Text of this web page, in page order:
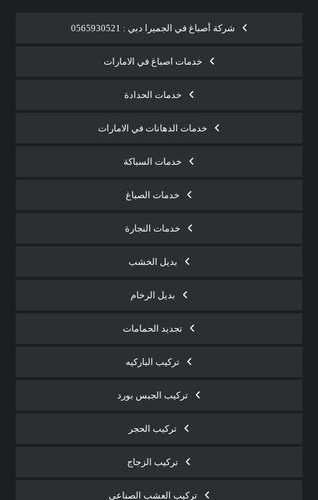
شركة أصباغ في الجميرا دبي : 0565930521
خدمات اصباغ في الامارات
خدمات الحدادة
خدمات الدهانات في الامارات
خدمات السباكة
خدمات الصباغ
خدمات النجارة
بديل الخشب
بديل الرخام
تجديد الحمامات
تركيب الباركيه
تركيب الجبس بورد
تركيب الحجر
تركيب الزجاج
تركيب العشب الصناعي